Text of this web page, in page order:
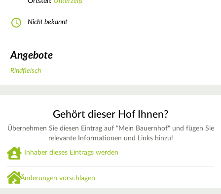
Nicht bekannt
Angebote
Rindfleisch
Gehört dieser Hof Ihnen?
Übernehmen Sie diesen Eintrag auf "Mein Bauernhof" und fügen Sie
relevante Informationen und Links hinzu!
Inhaber dieses Eintrags werden
Änderungen vorschlagen